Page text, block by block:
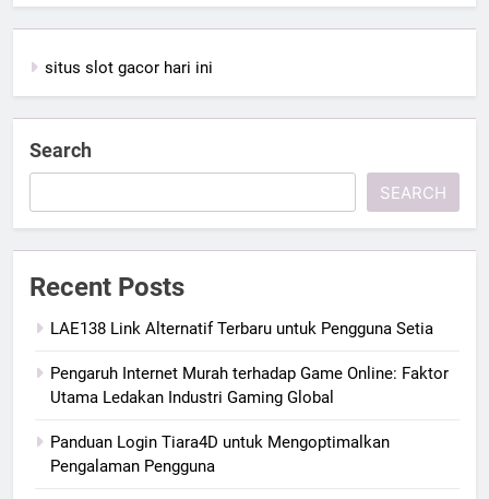
situs slot gacor hari ini
Search
SEARCH
Recent Posts
LAE138 Link Alternatif Terbaru untuk Pengguna Setia
Pengaruh Internet Murah terhadap Game Online: Faktor
Utama Ledakan Industri Gaming Global
Panduan Login Tiara4D untuk Mengoptimalkan
Pengalaman Pengguna